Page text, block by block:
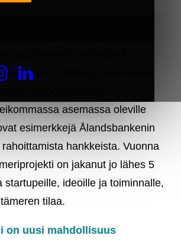
yksityinen suojelualue.
patoavan leväviljelyn tutkiminen.
asemassa oleville
esimerkkejä Ålandsbankenin
hankkeista. Vuonna
on jakanut jo lähes 5
startupeille, ideoille ja toiminnalle,
tilaa.
on uusi mahdollisuus